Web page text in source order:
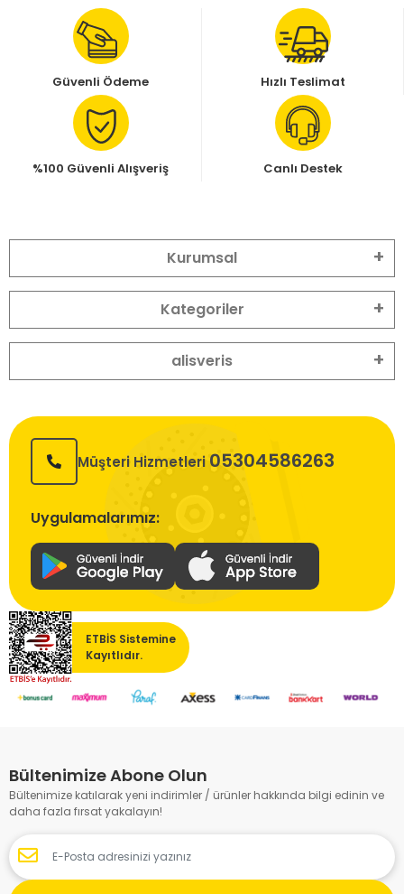
Güvenli Ödeme Hızlı Teslimat
%100 Güvenli Alışveriş Canlı Destek
Kurumsal
Kategoriler
alisveris
Müşteri Hizmetleri 05304586263
Uygulamalarımız:
ETBİS Sistemine
Kayıtlıdır.
Bültenimize Abone Olun
Bültenimize katılarak yeni indirimler / ürünler hakkında bilgi edinin ve
daha fazla fırsat yakalayın!